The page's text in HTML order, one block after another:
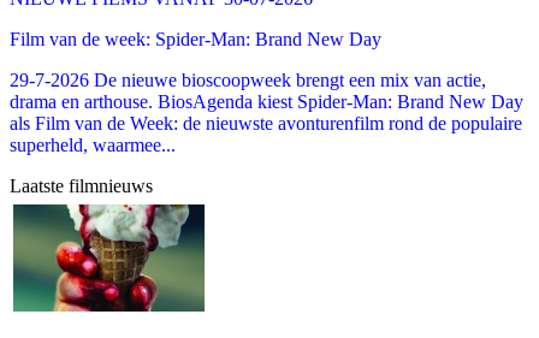
Film van de week: Spider-Man: Brand New Day
29-7-2026 De nieuwe bioscoopweek brengt een mix van actie,
drama en arthouse. BiosAgenda kiest Spider-Man: Brand New Day
als Film van de Week: de nieuwste avonturenfilm rond de populaire
superheld, waarmee...
Laatste filmnieuws